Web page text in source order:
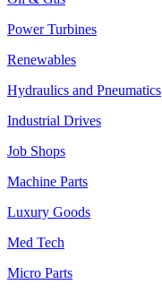
Power Turbines
Renewables
Hydraulics and Pneumatics
Industrial Drives
Job Shops
Machine Parts
Luxury Goods
Med Tech
Micro Parts